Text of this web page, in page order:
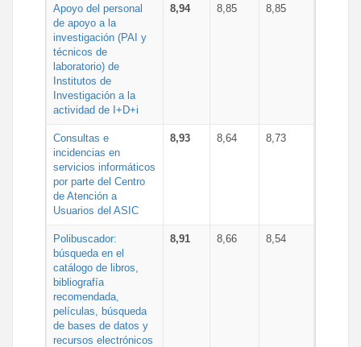
Apoyo del personal
de apoyo a la
investigación (PAI y
técnicos de
laboratorio) de
Institutos de
Investigación a la
actividad de I+D+i
8,94 8,85 8,85
Consultas e
incidencias en
servicios informáticos
por parte del Centro
de Atención a
Usuarios del ASIC
8,93 8,64 8,73
Polibuscador:
búsqueda en el
catálogo de libros,
bibliografía
recomendada,
películas, búsqueda
de bases de datos y
recursos electrónicos
8,91 8,66 8,54